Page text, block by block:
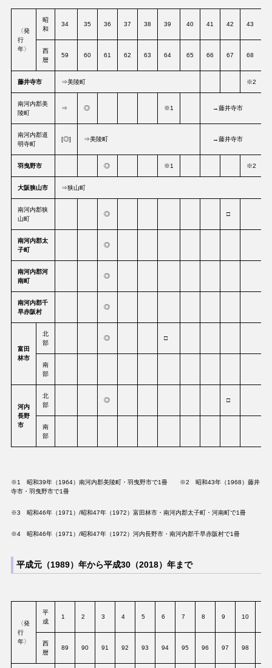
〈発
行
年〉
昭
和
34 35 36 37 38 39 40 41 42 43
西
暦
59 60 61 62 63 64 65 66 67 68
藤井寺市 ⇒美陵町 ※2
南河内郡美
陵町
⇒ ◎ ※1 →藤井寺市
南河内郡道
明寺町
[◎] ⇒美陵町 →藤井寺市
羽曳野市 ◎ ※1 ※2
大阪狭山市 ⇒狭山町
南河内郡狭
山町
◎ □
南河内郡太
子町
◎
南河内郡河
南町
◎
南河内郡千
早赤阪村
◎
富田
林市
北
部
◎ □
南
部
河内
長野
市
北
部
◎ □
南
部
※1 昭和39年（1964）南河内郡美陵町・羽曳野市で1冊 ※2 昭和43年（1968）藤井
寺市・羽曳野市で1冊
※3 昭和46年（1971）/昭和47年（1972）富田林市・南河内郡太子町・河南町で1冊
※4 昭和46年（1971）/昭和47年（1972）河内長野市・南河内郡千早赤阪村で1冊
平成元（1989）年から平成30（2018）年まで
〈発
行
年〉
平
成
1 2 3 4 5 6 7 8 9 10
西
暦
89 90 91 92 93 94 95 96 97 98